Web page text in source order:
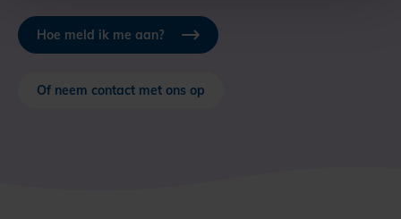
Hoe meld ik me aan?
Of neem contact met ons op